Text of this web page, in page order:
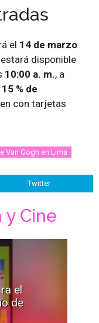
el 14 de marzo
disponible
10:00 a. m., a
15 % de
con tarjetas
Van Gogh en Lima
Twitter
y Cine
el
de